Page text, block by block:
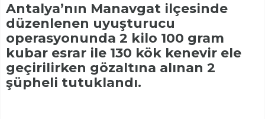
Antalya’nın Manavgat ilçesinde
düzenlenen uyuşturucu
operasyonunda 2 kilo 100 gram
kubar esrar ile 130 kök kenevir ele
geçirilirken gözaltına alınan 2
şüpheli tutuklandı.